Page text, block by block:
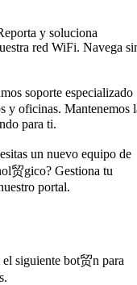
y soluciona
red WiFi. Navega
soporte especializado
y oficinas. Mantenemos
para ti.
un nuevo equipo de
贸gico? Gestiona tu
portal.
siguiente bot贸n para